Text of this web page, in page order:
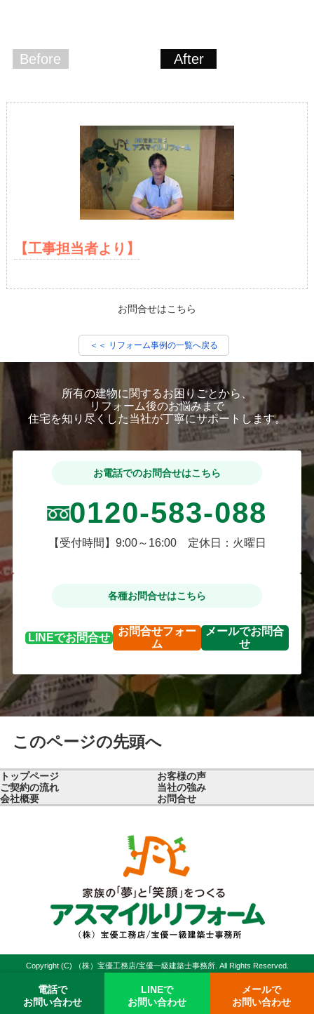
Before After
【工事担当者より】
お問合せはこちら
＜＜ リフォーム事例の一覧へ戻る
所有の建物に関するお困りごとから、
リフォーム後のお悩みまで
住宅を知り尽くした当社が丁寧にサポートします。
お電話でのお問合せはこちら
0120-583-088
【受付時間】9:00～16:00 定休日：火曜日
各種お問合せはこちら
LINEでお問合せ
お問合せフォー
ム
メールでお問合
せ
このページの先頭へ
トップページ
お客様の声
ご契約の流れ
当社の強み
会社概要
お問合せ
Copyright (C) （株）宝優工務店/宝優一級建築士事務所. All Rights Reserved.
電話で
お問い合わせ
LINEで
お問い合わせ
メールで
お問い合わせ